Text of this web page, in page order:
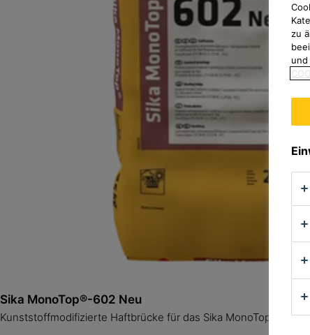
Sika MonoTop®-602 Neu
Kunststoffmodifizierte Haftbrücke für das Sika MonoTop® 600
zu